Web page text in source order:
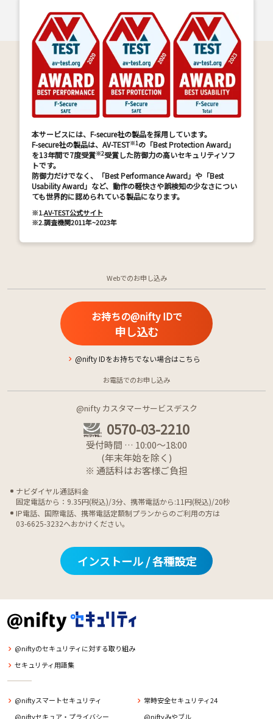
本サービスには、F-secure社の製品を採用しています。
F-secure社の製品は、AV-TEST※1の「Best Protection Award」
を13年間で7度受賞※2受賞した防御力の高いセキュリティソフ
トです。
防御力だけでなく、「Best Performance Award」や「Best
Usability Award」など、動作の軽快さや誤検知の少なさについ
ても世界的に認められている製品になります。
※1.AV-TEST公式サイト
※2.調査機関2011年~2023年
Webでのお申し込み
お持ちの@nifty IDで
申し込む
@nifty IDをお持ちでない場合はこちら
お電話でのお申し込み
@nifty カスタマーサービスデスク
0570-03-2210
受付時間 … 10:00～18:00
(年末年始を除く)
※ 通話料はお客様ご負担
ナビダイヤル通話料金
固定電話から：9.35円(税込)/3分、携帯電話から:11円(税込)/20秒
IP電話、国際電話、携帯電話定額制プランからのご利用の方は
03-6625-3232へおかけください。
インストール / 各種設定
@niftyのセキュリティに対する取り組み
セキュリティ用語集
@niftyスマートセキュリティ
常時安全セキュリティ24
@niftyセキュア・プライバシー
@niftyみやブル